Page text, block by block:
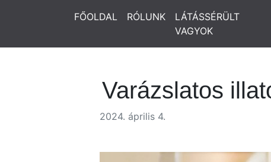
FŐOLDAL RÓLUNK
LÁTÁSSÉRÜLT
VAGYOK
Varázslatos
2024. április 4.